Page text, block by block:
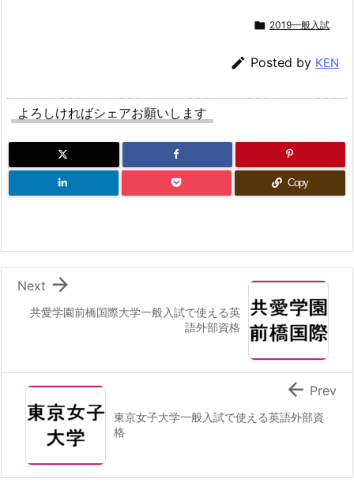
 2019一般入試
 Posted by KEN
よろしければシェアお願いします
Copy
共愛学園前橋国際大学一般入試で使える英
語外部資格

Next
東京女子大学一般入試で使える英語外部資
格
 Prev